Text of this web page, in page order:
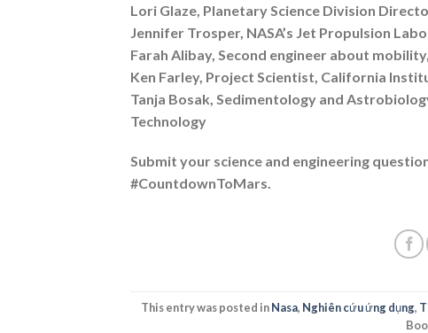
Lori Glaze, Planetary Science Division
Jennifer Trosper, NASA’s Jet Propulsion
Farah Alibay, Second engineer about
Ken Farley, Project Scientist, California
Tanja Bosak, Sedimentology and
Technology
Submit your science and engineering
#CountdownToMars.
This entry was posted inNasa, Nghiên cứu ứng dụng,